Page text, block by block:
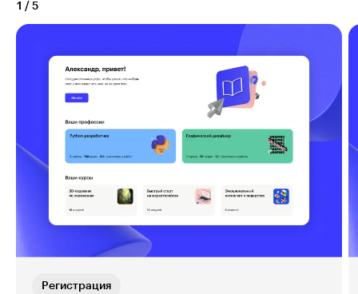
1 / 5
Регистрация